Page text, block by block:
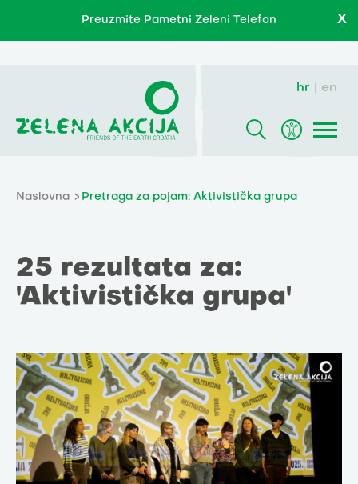
Preuzmite Pametni Zeleni Telefon X
hr en
Naslovna Pretraga za pojam: Aktivistička grupa
25 rezultata za:
'Aktivistička grupa'